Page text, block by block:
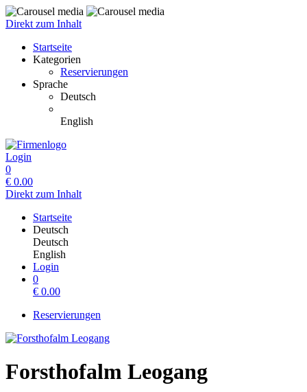
Direkt zum Inhalt
Startseite
Kategorien
Reservierungen
Sprache
Deutsch
English
Login
0
€ 0.00
Direkt zum Inhalt
Startseite
Deutsch
Deutsch
English
Login
0
€ 0.00
Reservierungen
Forsthofalm Leogang